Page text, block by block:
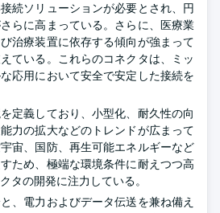
続ソリューションが必要とされ、円
らに高まっている。さらに、医療業
治療装置に依存する傾向が強まって
ている。これらのコネクタは、ミッ
応用において安全で安定した接続を
定義しており、小型化、耐久性の向
力の拡大などのトレンドが広まって
宙、国防、再生可能エネルギーなど
ため、極端な環境条件に耐えつつ高
タの開発に注力している。
、電力およびデータ伝送を兼ね備え